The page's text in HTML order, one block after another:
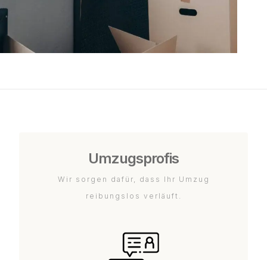
Umzugsprofis
Wir sorgen dafür, dass Ihr Umzug
reibungslos verläuft.